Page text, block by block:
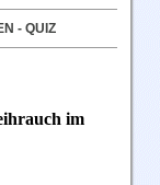
- QUIZ
im